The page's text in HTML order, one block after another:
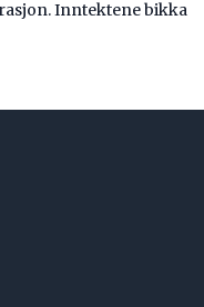
Inntektene bikka